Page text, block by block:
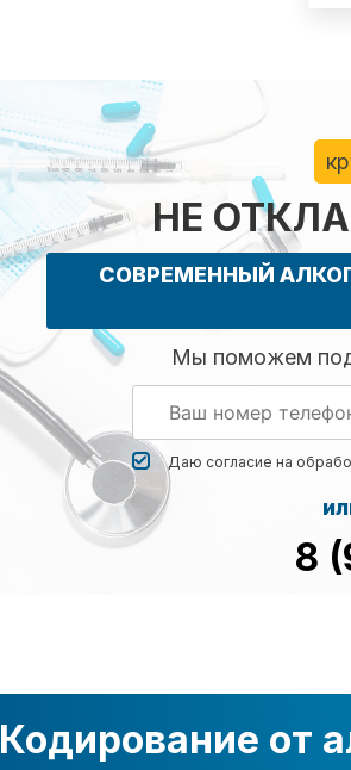
НЕ
СОВРЕМЕННЫЙ
Мы поможем
Даю согласие на
8
Кодирование от